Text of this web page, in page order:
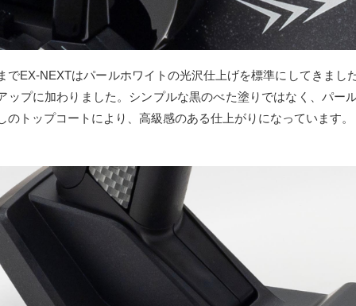
でEX-NEXTはパールホワイトの光沢仕上げを標準にしてきまし
ップに加わりました。シンプルな黒のべた塗りではなく、パー
のトップコートにより、高級感のある仕上がりになっています。